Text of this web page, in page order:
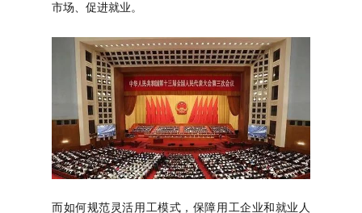
市场、促进就业。
而如何规范灵活用工模式，保障用工企业和就业人